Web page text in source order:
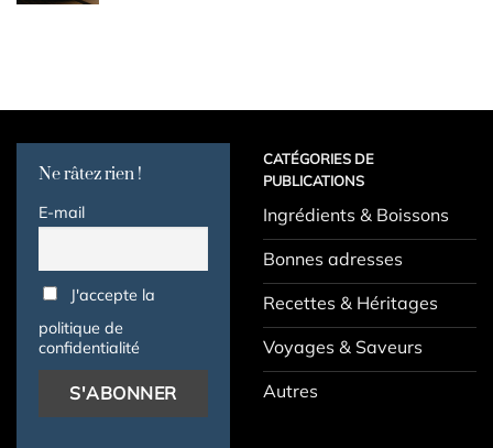
Ne râtez rien !
E-mail
J'accepte la
politique de
confidentialité
CATÉGORIES DE
PUBLICATIONS
Ingrédients & Boissons
Bonnes adresses
Recettes & Héritages
Voyages & Saveurs
Autres